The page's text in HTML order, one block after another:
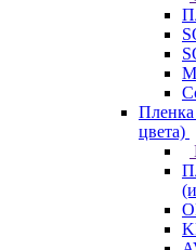
Пленка
цвета)